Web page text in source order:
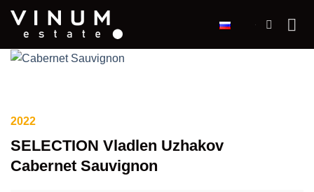
Skip
2022
SELECTION Vladlen Uzhakov
Cabernet Sauvignon